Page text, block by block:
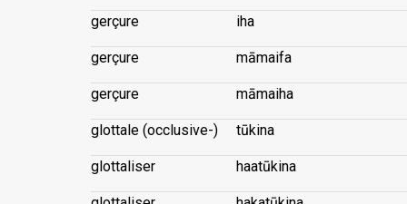
gerçure iha
gerçure māmaifa
gerçure māmaiha
glottale (occlusive-) tūkina
glottaliser haatūkina